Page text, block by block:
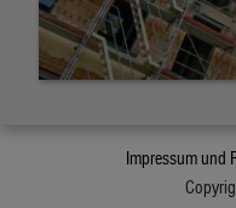
Impressum und